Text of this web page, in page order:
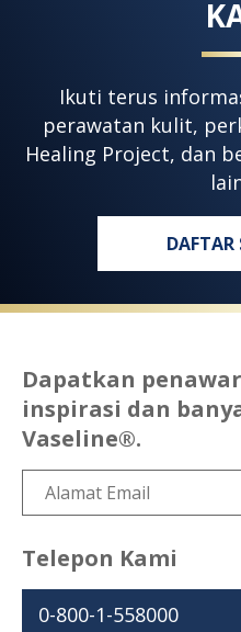
Ikuti terus
perawatan kulit,
Healing Project, dan
DAFTAR
Dapatkan
inspirasi dan
Vaseline®.
Telepon Kami
0-800-1-558000